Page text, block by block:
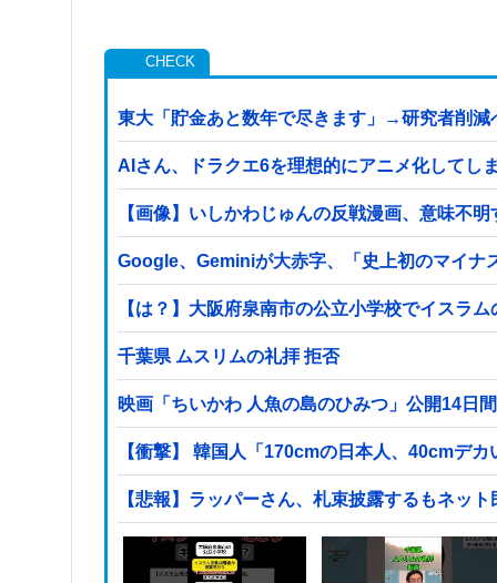
東大「貯金あと数年で尽きます」→研究者削
AIさん、ドラクエ6を理想的にアニメ化してし
【画像】いしかわじゅんの反戦漫画、意味不
Google、Geminiが大赤字、「史上初のマイナ
【は？】大阪府泉南市の公立小学校でイスラ
千葉県 ムスリムの礼拝 拒否
映画「ちいかわ 人魚の島のひみつ」公開14日
【衝撃】 韓国人「170cmの日本人、40cmデ
【悲報】ラッパーさん、札束披露するもネッ